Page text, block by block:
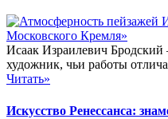
Исаак Израилевич
художник, чьи работы
Читать»
Искусство Ренессанса: